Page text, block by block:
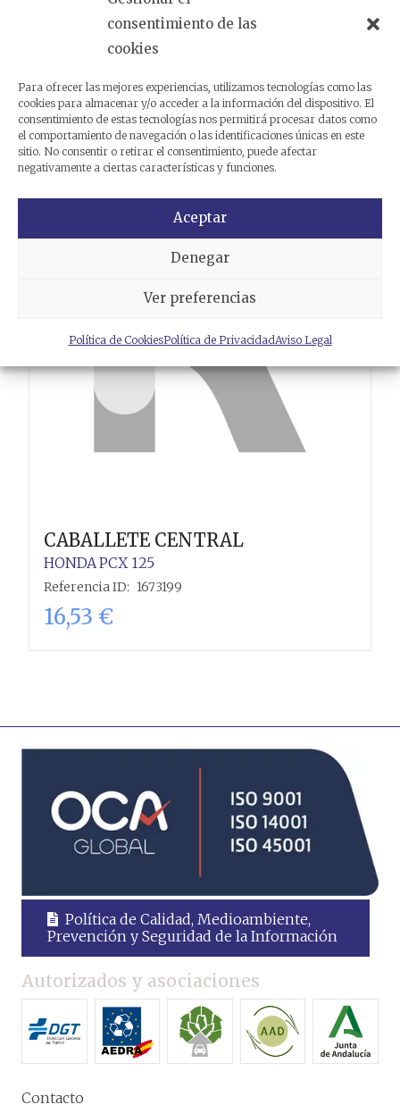
consentimiento de las
cookies
Para ofrecer las mejores experiencias, utilizamos tecnologías como las
cookies para almacenar y/o acceder a la información del dispositivo. El
consentimiento de estas tecnologías nos permitirá procesar datos como
el comportamiento de navegación o las identificaciones únicas en este
sitio. No consentir o retirar el consentimiento, puede afectar
negativamente a ciertas características y funciones.
Aceptar
Denegar
Ver preferencias
Política de CookiesPolítica de PrivacidadAviso Legal
Productos relacionados
CABALLETE CENTRAL
HONDAPCX 125
Referencia ID: 1673199
16,53 €
Política de Calidad, Medioambiente,
Prevención y Seguridad de la Información
Autorizados y asociaciones
Contacto